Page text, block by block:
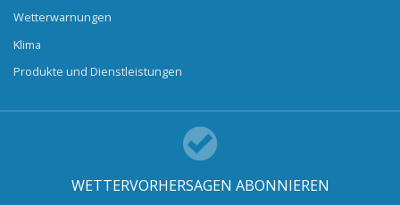
Wetterwarnungen
Klima
Produkte und Dienstleistungen
WETTERVORHERSAGEN ABONNIEREN